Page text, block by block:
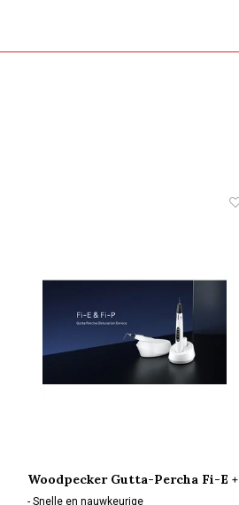
Woodpecker Gutta-Percha Fi-E +
Fi-P Obturation System
- Snelle en nauwkeurige